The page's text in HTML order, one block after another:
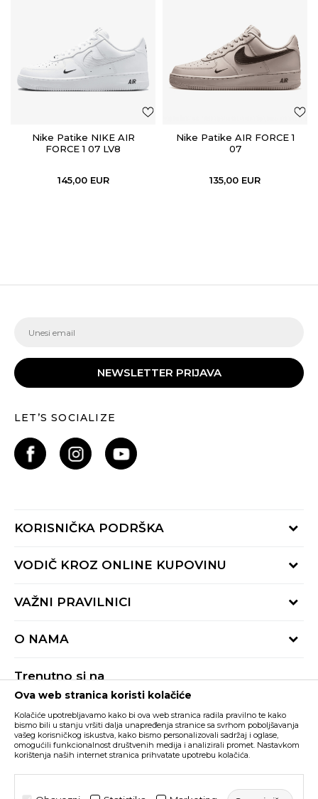
Nike Patike NIKE AIR
FORCE 1 07 LV8
145,00 EUR
Nike Patike AIR FORCE 1
07
135,00 EUR
NEWSLETTER PRIJAVA
LET’S SOCIALIZE
KORISNIČKA PODRŠKA
Provjeri status porudžbine
Radno vrijeme 9-16h
VODIČ KROZ ONLINE KUPOVINU
Načini isporuke
Reklamacije
VAŽNI PRAVILNICI
Pravila Sport&Bonus programa
O NAMA
BUZZ Shopovi
Postani dio BUZZ tima
Trenutno si na
Buzz Crna Gora PROMIJENI
Nastojimo da budemo što precizniji u opisu proizvoda, prikazu slika i samih
cijena, ali ne možemo garantovati da su sve informacije kompletne i bez
grešaka. Svi artikli prikazani na sajtu su dio naše ponude i ne podrazumijeva da
su dostupni u svakom trenutku. Raspoloživost robe možete provjeriti pozivom
Ova web stranica koristi kolačiće
Kolačiće upotrebljavamo kako bi ova web stranica radila pravilno te kako
bismo bili u stanju vršiti dalja unapređenja stranice sa svrhom poboljšavanja
vašeg korisničkog iskustva, kako bismo personalizovali sadržaj i oglase,
omogućili funkcionalnost društvenih medija i analizirali promet. Nastavkom
korištenja naših internet stranica prihvatate upotrebu kolačića.